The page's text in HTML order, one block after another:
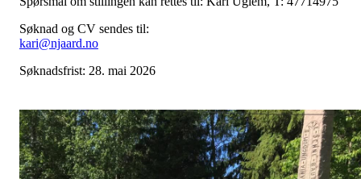
Søknad og CV sendes til:
kari@njaard.no
Søknadsfrist: 28. mai 2026